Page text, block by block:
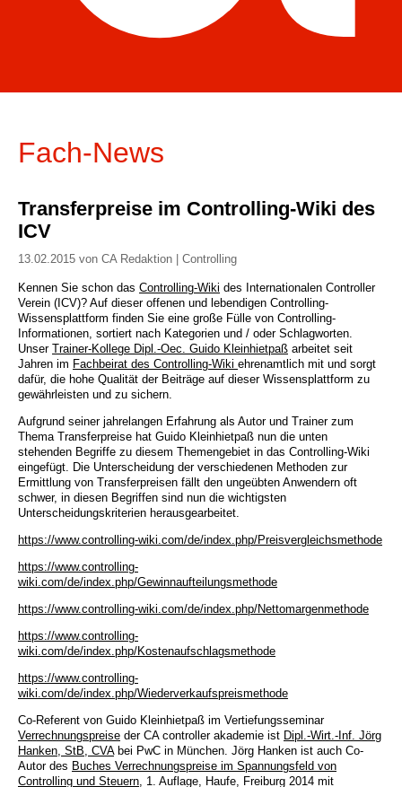
Fach-News
Transferpreise im Controlling-Wiki des
ICV
13.02.2015 von CA Redaktion | Controlling
Kennen Sie schon das Controlling-Wiki des Internationalen Controller
Verein (ICV)? Auf dieser offenen und lebendigen Controlling-
Wissensplattform finden Sie eine große Fülle von Controlling-
Informationen, sortiert nach Kategorien und / oder Schlagworten.
Unser Trainer-Kollege Dipl.-Oec. Guido Kleinhietpaß arbeitet seit
Jahren im Fachbeirat des Controlling-Wiki ehrenamtlich mit und sorgt
dafür, die hohe Qualität der Beiträge auf dieser Wissensplattform zu
gewährleisten und zu sichern.
Aufgrund seiner jahrelangen Erfahrung als Autor und Trainer zum
Thema Transferpreise hat Guido Kleinhietpaß nun die unten
stehenden Begriffe zu diesem Themengebiet in das Controlling-Wiki
eingefügt. Die Unterscheidung der verschiedenen Methoden zur
Ermittlung von Transferpreisen fällt den ungeübten Anwendern oft
schwer, in diesen Begriffen sind nun die wichtigsten
Unterscheidungskriterien herausgearbeitet.
https://www.controlling-wiki.com/de/index.php/Preisvergleichsmethode
https://www.controlling-
wiki.com/de/index.php/Gewinnaufteilungsmethode
https://www.controlling-wiki.com/de/index.php/Nettomargenmethode
https://www.controlling-
wiki.com/de/index.php/Kostenaufschlagsmethode
https://www.controlling-
wiki.com/de/index.php/Wiederverkaufspreismethode
Co-Referent von Guido Kleinhietpaß im Vertiefungsseminar
Verrechnungspreise der CA controller akademie ist Dipl.-Wirt.-Inf. Jörg
Hanken, StB, CVAbei PwC in München. Jörg Hanken ist auch Co-
Autor des Buches Verrechnungspreise im Spannungsfeld von
Controlling und Steuern, 1. Auflage, Haufe, Freiburg 2014 mit